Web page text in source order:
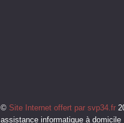
© Site Internet offert par svp34.fr
assistance informatique à domicile